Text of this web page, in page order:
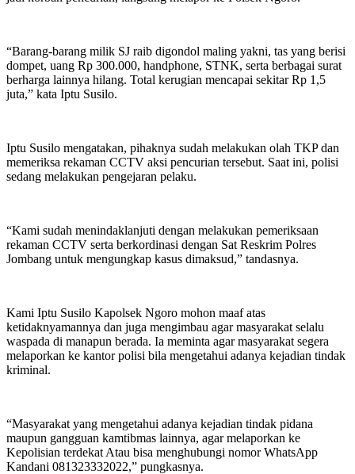
“Barang-barang milik SJ raib digondol maling yakni, tas yang berisi
dompet, uang Rp 300.000, handphone, STNK, serta berbagai surat
berharga lainnya hilang. Total kerugian mencapai sekitar Rp 1,5
juta,” kata Iptu Susilo.
Iptu Susilo mengatakan, pihaknya sudah melakukan olah TKP dan
memeriksa rekaman CCTV aksi pencurian tersebut. Saat ini, polisi
sedang melakukan pengejaran pelaku.
“Kami sudah menindaklanjuti dengan melakukan pemeriksaan
rekaman CCTV serta berkordinasi dengan Sat Reskrim Polres
Jombang untuk mengungkap kasus dimaksud,” tandasnya.
Kami Iptu Susilo Kapolsek Ngoro mohon maaf atas
ketidaknyamannya dan juga mengimbau agar masyarakat selalu
waspada di manapun berada. Ia meminta agar masyarakat segera
melaporkan ke kantor polisi bila mengetahui adanya kejadian tindak
kriminal.
“Masyarakat yang mengetahui adanya kejadian tindak pidana
maupun gangguan kamtibmas lainnya, agar melaporkan ke
Kepolisian terdekat Atau bisa menghubungi nomor WhatsApp
Kandani 081323332022,” pungkasnya.